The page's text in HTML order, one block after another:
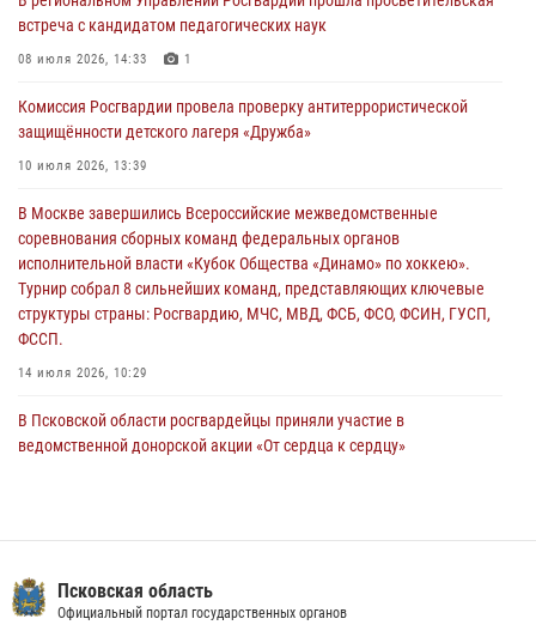
безопасности во время празднования Дня ВДВ
02 августа 2026, 13:28
улицу Труда
31 июля 2026, 13:53
Всероссийского конкурса профессионального мастерства среди
сотрудников вневедомственной охраны Росгвардии, Псковские
Росгвардейцы одержали победу
30 июля 2026, 05:10
встреча с кандидатом педагогических наук
08 июля 2026, 14:33 1
Комиссия Росгвардии провела проверку антитеррористической
защищённости детского лагеря «Дружба»
10 июля 2026, 13:39
В Москве завершились Всероссийские межведомственные
соревнования сборных команд федеральных органов
исполнительной власти «Кубок Общества «Динамо» по хоккею».
Турнир собрал 8 сильнейших команд, представляющих ключевые
структуры страны: Росгвардию, МЧС, МВД, ФСБ, ФСО, ФСИН, ГУСП,
ФССП.
14 июля 2026, 10:29
В Псковской области росгвардейцы приняли участие в
ведомственной донорской акции «От сердца к сердцу»
24 июля 2026, 13:59 1
Псковская область
Официальный портал государственных органов